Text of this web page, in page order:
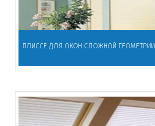
ПЛИССЕ ДЛЯ ОКОН СЛОЖНОЙ ГЕОМЕТРИИ